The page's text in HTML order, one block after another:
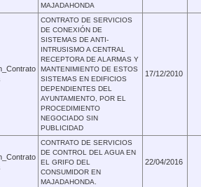
MAJADAHONDA
CONTRATO DE SERVICIOS
DE CONEXIÓN DE
SISTEMAS DE ANTI-
INTRUSISMO A CENTRAL
RECEPTORA DE ALARMAS Y
MANTENIMIENTO DE ESTOS
SISTEMAS EN EDIFICIOS
DEPENDIENTES DEL
AYUNTAMIENTO, POR EL
PROCEDIMIENTO
NEGOCIADO SIN
PUBLICIDAD
17/12/2010
CONTRATO DE SERVICIOS
DE CONTROL DEL AGUA EN
EL GRIFO DEL
CONSUMIDOR EN
MAJADAHONDA.
22/04/2016